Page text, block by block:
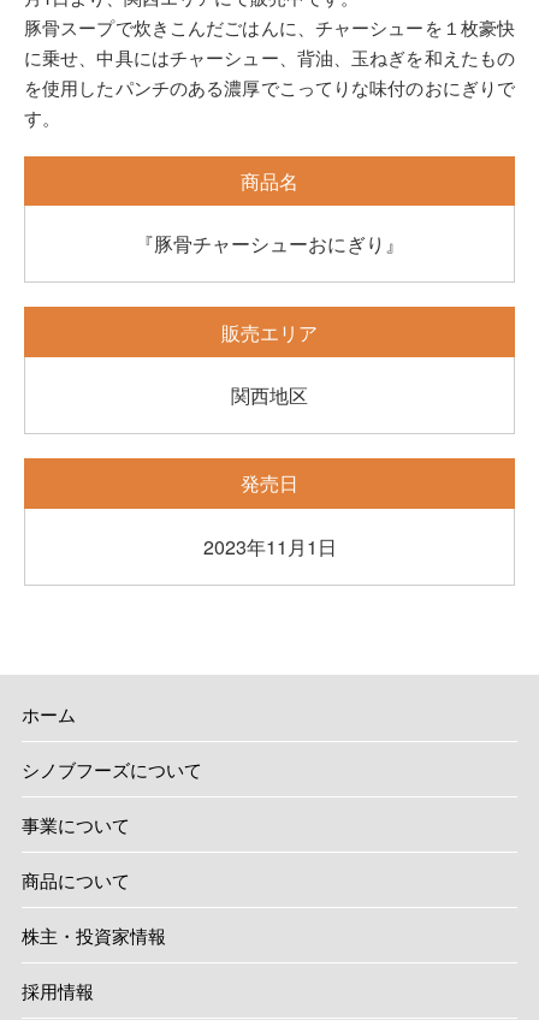
豚骨スープで炊きこんだごはんに、チャーシューを１枚豪快
に乗せ、中具にはチャーシュー、背油、玉ねぎを和えたもの
を使用したパンチのある濃厚でこってりな味付のおにぎりで
す。
商品名
『豚骨チャーシューおにぎり』
販売エリア
関西地区
発売日
2023年11月1日
ホーム
シノブフーズについて
事業について
商品について
株主・投資家情報
採用情報